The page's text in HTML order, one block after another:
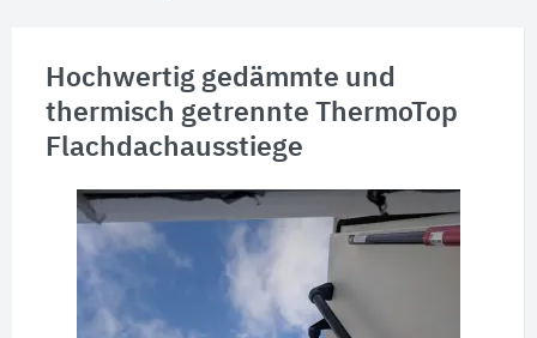
Hochwertig gedämmte und
thermisch getrennte ThermoTop
Flachdachausstiege